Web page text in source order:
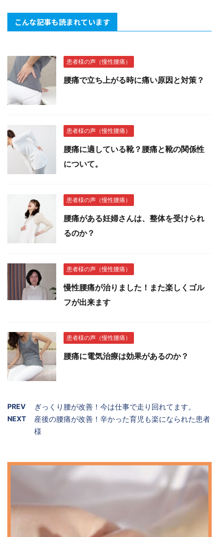
こんな記事も読まれています
患者様の声（慢性腰痛）
腰痛で立ち上がる時に痛い原因と対策？
患者様の声（慢性腰痛）
腰痛に適している靴？腰痛と靴の関係性
について。
患者様の声（慢性腰痛）
腰痛がある妊婦さんは、整体を受けられ
るのか？
患者様の声（慢性腰痛）
慢性腰痛が治りました！また楽しくゴル
フが出来ます
患者様の声（慢性腰痛）
腰痛に電気治療は効果があるのか？
PREV ぎっくり腰が改善！今は仕事で走り回れてます。
NEXT
産後の腰痛が改善！辛かった育児も楽になられた患者
様